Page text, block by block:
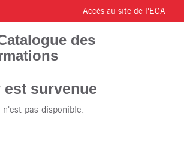
Accès au site de l'ECA
des
est survenue
pas disponible.